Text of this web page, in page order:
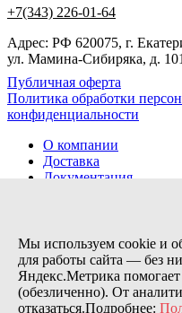
+7(343) 226-01-64
Адрес: РФ 620075, г.
ул. Мамина-Сибиряка, д.
Публичная оферта
Политика обработки
конфиденциальности
О компании
Доставка
Документация
Контакты
Заказов сегодня / Всего
42
Мы используем cookie и
для работы сайта — без
Яндекс.Метрика
(обезличенно). От
отказаться.Подробнее: